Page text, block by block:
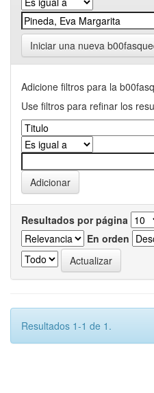
Iniciar una nueva
Adicione filtros para la
Use filtros para refinar los
Resultados por página
En orden
Resultados 1-1 de 1.